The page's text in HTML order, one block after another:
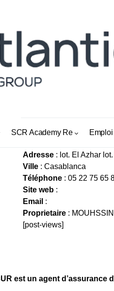
SCR Academy Re
ASSURANCE
Adresse : lot. El Azhar
Ville : Casablanca
Téléphone : 05 22 75 65
Site web :
Email :
Proprietaire :
[post-views]
est un agent